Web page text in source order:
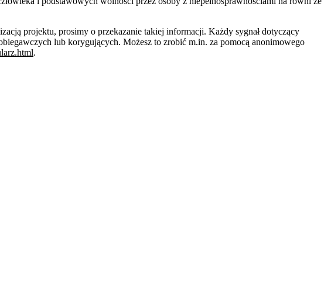
projektu, prosimy o przekazanie takiej informacji. Każdy sygnał dotyczący
lub korygujących. Możesz to zrobić m.in. za pomocą anonimowego
.